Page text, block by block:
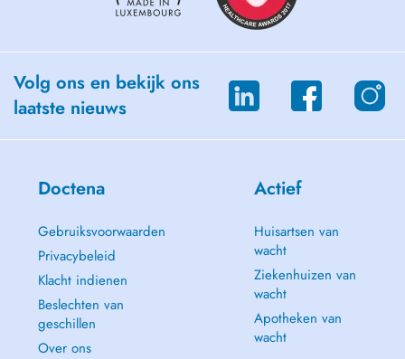
Volg ons en bekijk ons
laatste nieuws
Doctena
Gebruiksvoorwaarden
Privacybeleid
Klacht indienen
Beslechten van
geschillen
Over ons
Actief
Huisartsen van
wacht
Ziekenhuizen van
wacht
Apotheken van
wacht